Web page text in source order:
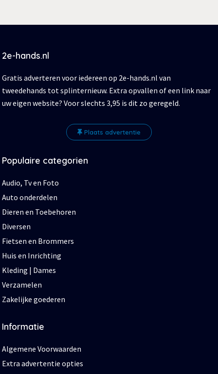
2e-hands.nl
Gratis adverteren voor iedereen op 2e-hands.nl van
tweedehands tot splinternieuw. Extra opvallen of een link naar
uw eigen website? Voor slechts 3,95 is dit zo geregeld.
Plaats advertentie
Populaire categorien
Audio, Tv en Foto
Auto onderdelen
Dieren en Toebehoren
Diversen
Fietsen en Brommers
Huis en Inrichting
Kleding | Dames
Verzamelen
Zakelijke goederen
Informatie
Algemene Voorwaarden
Extra advertentie opties